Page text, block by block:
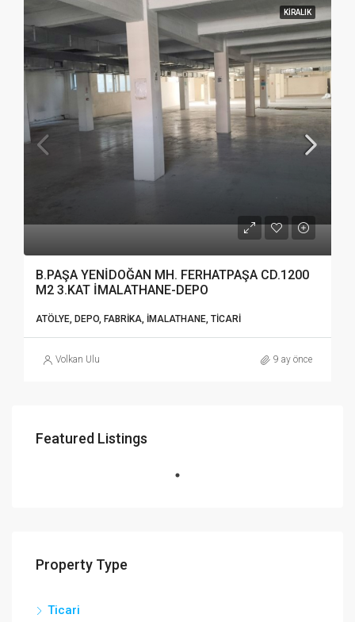
KIRALIK
B.PAŞA YENİDOĞAN MH. FERHATPAŞA CD.1200
M2 3.KAT İMALATHANE-DEPO
ATÖLYE, DEPO, FABRIKA, İMALATHANE, TICARI
Volkan Ulu 9 ay önce
Featured Listings
Property Type
Ticari